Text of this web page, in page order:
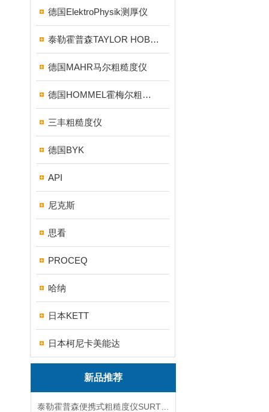
德国ElektroPhysik测厚仪
泰勒霍普森TAYLOR HOBSON粗糙度仪
德国MAHR马尔粗糙度仪
德国HOMMEL霍梅尔粗糙度仪
三丰粗糙度仪
德国BYK
API
尼克斯
思看
PROCEQ
哈纳
日本KETT
日本柯尼卡美能达
新品推荐